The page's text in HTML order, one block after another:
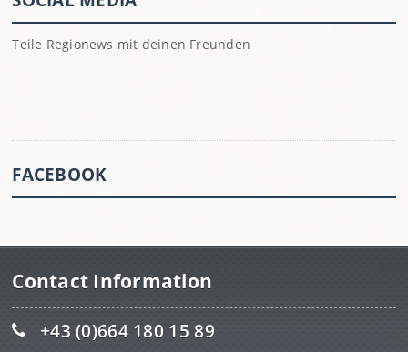
Teile Regionews mit deinen Freunden
FACEBOOK
Contact Information
+43 (0)664 180 15 89